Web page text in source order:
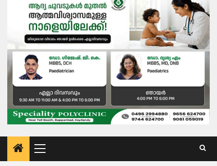
Primary
Menu